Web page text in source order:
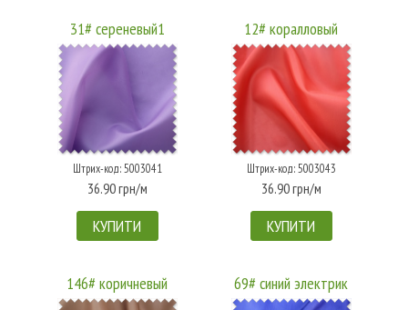
31# сереневый1
Штрих-код: 5003041
36.90 грн/м
КУПИТИ
12# коралловый
Штрих-код: 5003043
36.90 грн/м
КУПИТИ
146# коричневый 69# синий электрик